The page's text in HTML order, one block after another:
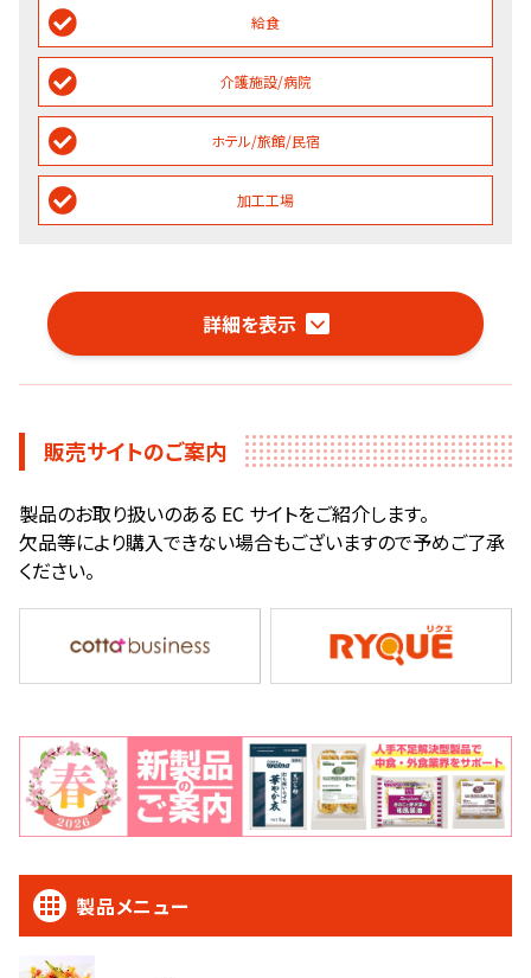
給食
介護施設/病院
ホテル/旅館/民宿
加工工場
詳細を表示
販売サイトのご案内
製品のお取り扱いのある EC サイトをご紹介します。
欠品等により購入できない場合もございますので予めご了承
ください。
製品メニュー